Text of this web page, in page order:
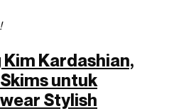
Kardashian,
untuk
Stylish